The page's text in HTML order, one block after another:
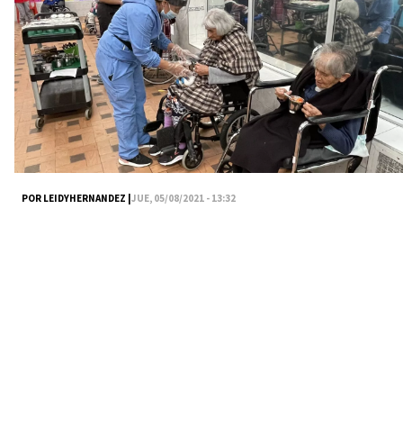
POR LEIDYHERNANDEZ |JUE, 05/08/2021 - 13:32